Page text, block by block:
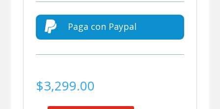
 Paga con Paypal
$3,299.00